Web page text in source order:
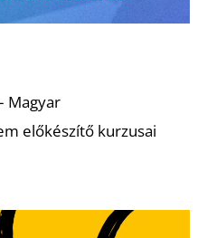
Magyar
előkészítő kurzusai